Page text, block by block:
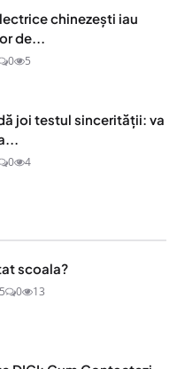
chinezești iau
de...
0 5
joi testul sincerității: va
0 4
scoala?
0 13